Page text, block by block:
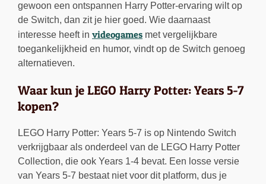
gewoon een ontspannen Harry Potter-ervaring wilt op
de Switch, dan zit je hier goed. Wie daarnaast
interesse heeft in videogames met vergelijkbare
toegankelijkheid en humor, vindt op de Switch genoeg
alternatieven.
Waar kun je LEGO Harry Potter: Years 5-7
kopen?
LEGO Harry Potter: Years 5-7 is op Nintendo Switch
verkrijgbaar als onderdeel van de LEGO Harry Potter
Collection, die ook Years 1-4 bevat. Een losse versie
van Years 5-7 bestaat niet voor dit platform, dus je